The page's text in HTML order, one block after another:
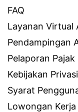
FAQ
Layanan Virtual
Pendampingan
Pelaporan Pajak
Kebijakan Privasi
Syarat
Lowongan Kerja